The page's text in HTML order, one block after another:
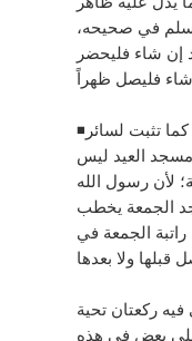
في صحيحه،
إن شاء فليحضر
◾️سابعاً: يثبت لمصلى العيد تحية المسجد كما تثبت لسائر
مسجد العيد ليس
لأن رسول الله
الجمعة يخطب
الجمعة في
ركعتان تحية
على بعض في هذه